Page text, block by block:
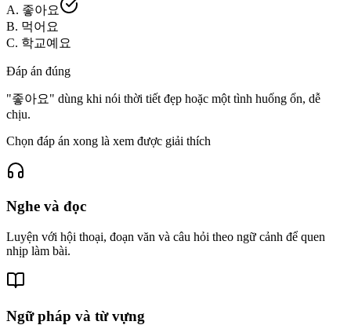
C. 학교예요
Chọn đáp án xong là xem được giải thích
Nghe và đọc
Luyện với hội thoại, đoạn văn và câu hỏi theo ngữ cảnh để quen
nhịp làm bài.
Ngữ pháp và từ vựng